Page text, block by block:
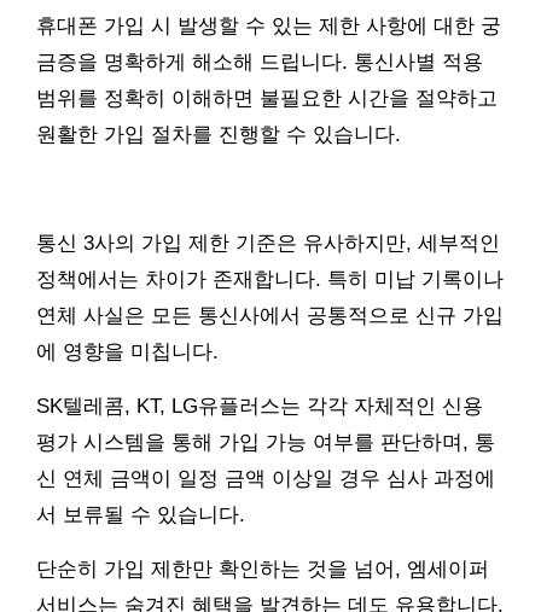
휴대폰 가입 시 발생할 수 있는 제한 사항에 대한 궁
금증을 명확하게 해소해 드립니다. 통신사별 적용
범위를 정확히 이해하면 불필요한 시간을 절약하고
원활한 가입 절차를 진행할 수 있습니다.
통신 3사의 가입 제한 기준은 유사하지만, 세부적인
정책에서는 차이가 존재합니다. 특히 미납 기록이나
연체 사실은 모든 통신사에서 공통적으로 신규 가입
에 영향을 미칩니다.
SK텔레콤, KT, LG유플러스는 각각 자체적인 신용
평가 시스템을 통해 가입 가능 여부를 판단하며, 통
신 연체 금액이 일정 금액 이상일 경우 심사 과정에
서 보류될 수 있습니다.
단순히 가입 제한만 확인하는 것을 넘어, 엠세이퍼
서비스는 숨겨진 혜택을 발견하는 데도 유용합니다.